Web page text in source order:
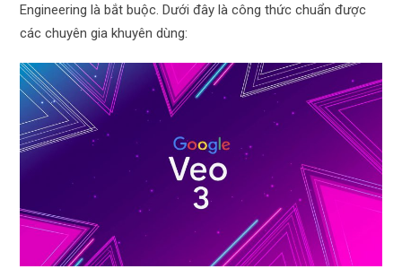
Engineering là bắt buộc. Dưới đây là công thức chuẩn được
các chuyên gia khuyên dùng: